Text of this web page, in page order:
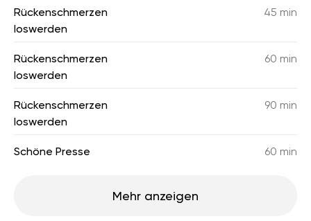
Rückenschmerzen
loswerden
45 min
Rückenschmerzen
loswerden
60 min
Rückenschmerzen
loswerden
90 min
Schöne Presse 60 min
Mehr anzeigen